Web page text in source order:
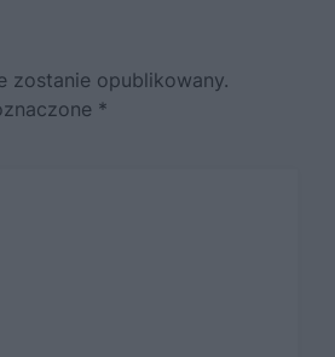
zostanie opublikowany.
*